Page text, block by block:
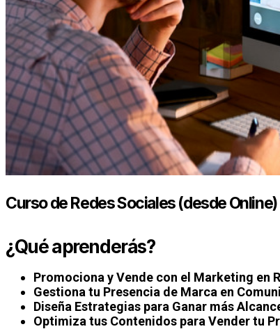
Curso de Redes Sociales (desde Online)
¿Qué aprenderás?
Promociona y Vende con el Marketing en
Gestiona tu Presencia de Marca en
Diseña Estrategias para Ganar más
Optimiza tus Contenidos para Vender tu